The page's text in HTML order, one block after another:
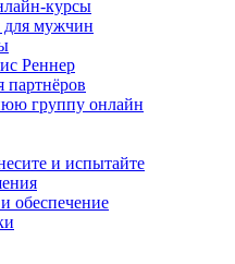
курсы
мужчин
Реннер
партнёров
группу онлайн
и испытайте
обеспечение